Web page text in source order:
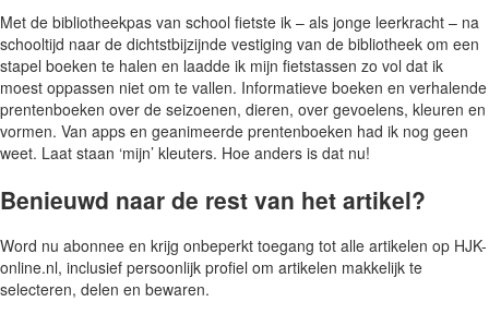
Met de bibliotheekpas van school fietste ik – als jonge leerkracht – na
schooltijd naar de dichtstbijzijnde vestiging van de bibliotheek om een
stapel boeken te halen en laadde ik mijn fietstassen zo vol dat ik
moest oppassen niet om te vallen. Informatieve boeken en verhalende
prentenboeken over de seizoenen, dieren, over gevoelens, kleuren en
vormen. Van apps en geanimeerde prentenboeken had ik nog geen
weet. Laat staan ‘mijn’ kleuters. Hoe anders is dat nu!
Benieuwd naar de rest van het artikel?
Word nu abonnee en krijg onbeperkt toegang tot alle artikelen op HJK-
online.nl, inclusief persoonlijk profiel om artikelen makkelijk te
selecteren, delen en bewaren.